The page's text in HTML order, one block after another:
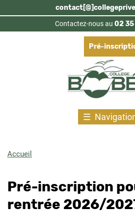
Aller
au
contenu
principal
Contactez-nous au 02 35
Pré-
Accueil
Pré-inscription
rentrée 2026/